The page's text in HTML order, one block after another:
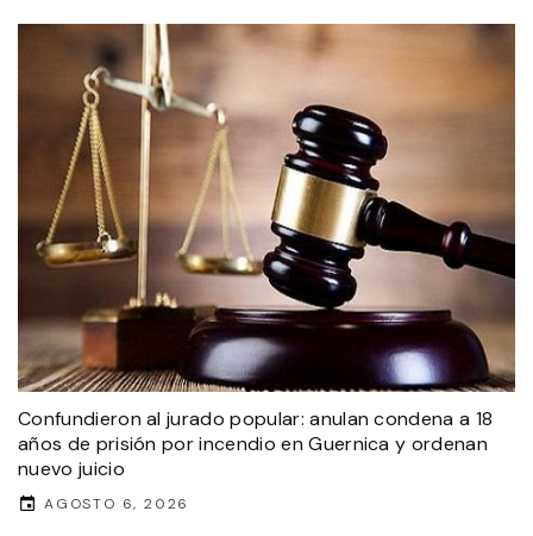
Confundieron al jurado popular: anulan condena a 18
años de prisión por incendio en Guernica y ordenan
nuevo juicio
AGOSTO 6, 2026